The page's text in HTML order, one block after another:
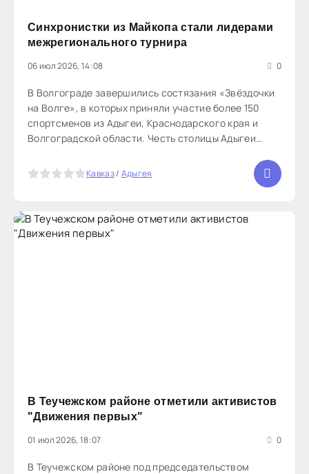
Синхронистки из Майкопа стали лидерами
межрегионального турнира
06 июл 2026, 14:08
0
В Волгограде завершились состязания «Звёздочки
на Волге», в которых приняли участие более 150
спортсменов из Адыгеи, Краснодарского края и
Волгоградской области. Честь столицы Адыгеи
в течение двух дней синхронистки успешно
Кавказ/ Адыгея
В Теучежском районе отметили активистов
"Движения первых"
01 июл 2026, 18:07
0
В Теучежском районе под председательством